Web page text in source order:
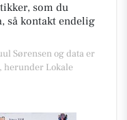
som du
så kontakt endelig
Sørensen og data er
herunder Lokale